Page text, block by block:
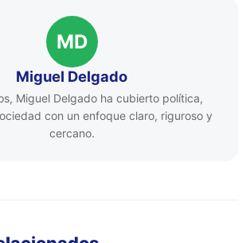
MD
Miguel Delgado
Miguel Delgado ha cubierto política,
con un enfoque claro, riguroso y
cercano.